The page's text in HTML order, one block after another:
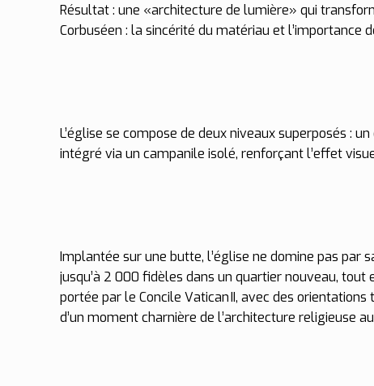
Résultat : une «architecture de lumière» qui
Corbuséen : la sincérité du matériau et l’importance
L’église se compose de deux niveaux superposés :
intégré via un campanile isolé, renforçant l’effet
Implantée sur une butte, l’église ne domine pas par
jusqu’à 2 000 fidèles dans un quartier nouveau,
portée par le Concile Vatican II, avec des
d’un moment charnière de l’architecture religieuse